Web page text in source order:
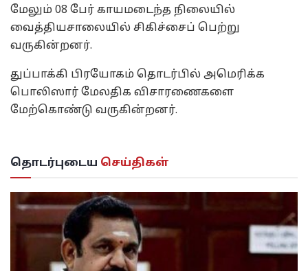
மேலும் 08 பேர் காயமடைந்த நிலையில்
வைத்தியசாலையில் சிகிச்சைப் பெற்று
வருகின்றனர்.
துப்பாக்கி பிரயோகம் தொடர்பில் அமெரிக்க
பொலிஸார் மேலதிக விசாரணைகளை
மேற்கொண்டு வருகின்றனர்.
தொடர்புடைய செய்திகள்